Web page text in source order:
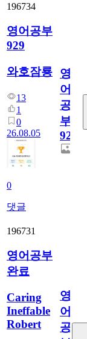
196734
영어공부
929
와호잠룡
13
1
0
26.08.05
0
댓글
영
어
공
부
929
196731
영어공부
완료
Caring
Ineffable
Robert
영
어
공